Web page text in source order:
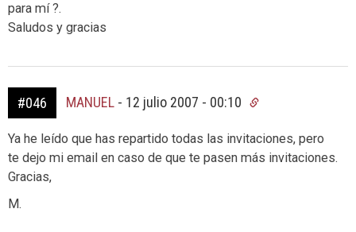
para mí ?.
Saludos y gracias
#046 MANUEL - 12 julio 2007 - 00:10
Ya he leído que has repartido todas las invitaciones, pero
te dejo mi email en caso de que te pasen más invitaciones.
Gracias,
M.